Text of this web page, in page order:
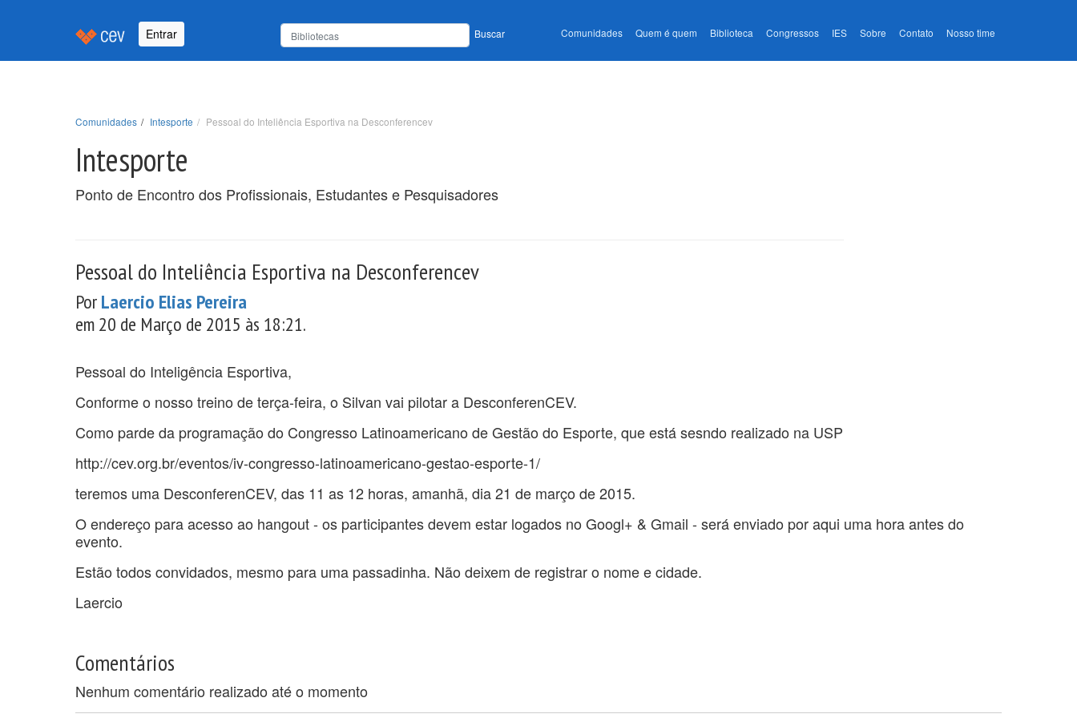
Entrar Buscar Comunidades Quem é quem Biblioteca Congressos IES Sobre Contato Nosso time
Comunidades Intesporte Pessoal do Inteliência Esportiva na Desconferencev
Intesporte
Ponto de Encontro dos Profissionais, Estudantes e Pesquisadores
Pessoal do Inteliência Esportiva na Desconferencev
PorLaercio Elias Pereira
em 20 de Março de 2015 às 18:21.
Pessoal do Inteligência Esportiva,
Conforme o nosso treino de terça-feira, o Silvan vai pilotar a DesconferenCEV.
Como parde da programação do Congresso Latinoamericano de Gestão do Esporte, que está sesndo realizado na USP
http://cev.org.br/eventos/iv-congresso-latinoamericano-gestao-esporte-1/
teremos uma DesconferenCEV, das 11 as 12 horas, amanhã, dia 21 de março de 2015.
O endereço para acesso ao hangout - os participantes devem estar logados no Googl+ & Gmail - será enviado por aqui uma hora antes do
evento.
Estão todos convidados, mesmo para uma passadinha. Não deixem de registrar o nome e cidade.
Laercio
Comentários
Nenhum comentário realizado até o momento